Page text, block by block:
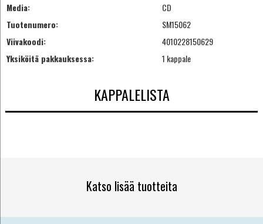
Media:
CD
Tuotenumero:
SM15062
Viivakoodi:
4010228150629
Yksiköitä pakkauksessa:
1 kappale
KAPPALELISTA
Katso lisää tuotteita